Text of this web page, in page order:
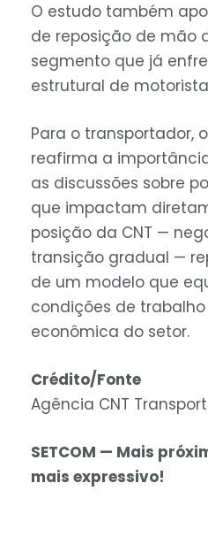
O estudo também
de reposição de mão
segmento que já
estrutural de
Para o transportador,
reafirma a
as discussões sobre
que impactam
posição da CNT —
transição gradual —
de um modelo que
condições de
econômica do setor.
Crédito/Fonte
Agência CNT
SETCOM — Mais
mais expressivo!